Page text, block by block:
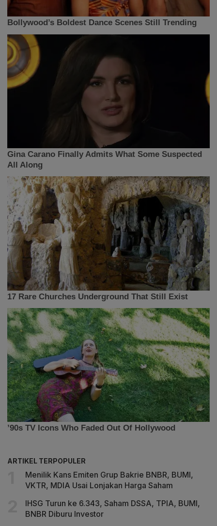
ARTIKEL TERPOPULER
Menilik Kans Emiten Grup Bakrie BNBR, BUMI,
VKTR, MDIA Usai Lonjakan Harga Saham
IHSG Turun ke 6.343, Saham DSSA, TPIA, BUMI,
BNBR Diburu Investor